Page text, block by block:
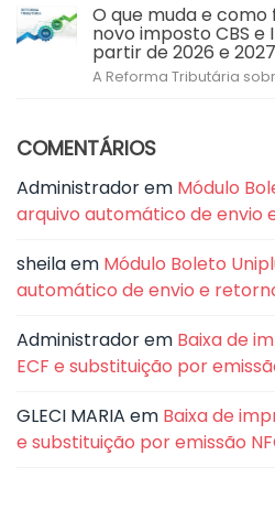
O que muda e
novo imposto CBS e
partir de 2026 e 2027
A Reforma Tributária
COMENTÁRIOS
Administradorem Módulo
arquivo automático de envio
sheilaem Módulo Boleto
automático de envio e
Administradorem Baixa de
ECF e substituição por
GLECI MARIA em Baixa de
e substituição por emissão